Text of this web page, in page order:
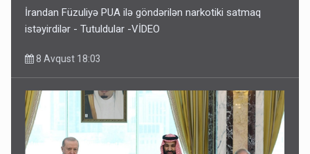
İrandan Füzuliyə PUA ilə göndərilən narkotiki satmaq
istəyirdilər - Tutuldular -VİDEO
8 Avqust 18:03